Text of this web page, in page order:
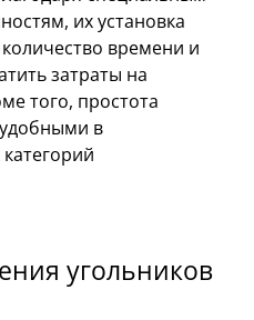
их установка
времени и
затраты на
того, простота
удобными в
угольников